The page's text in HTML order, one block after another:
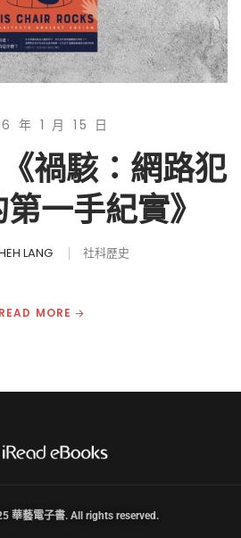
年 1 月 15 日
禍駭：網路犯
一手紀實》
LANG 社科歷史
READ MORE
華藝電子書. All rights reserved.